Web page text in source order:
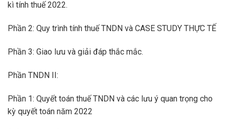
kì tính thuế 2022.
Phần 2: Quy trình tính thuế TNDN và CASE STUDY THỰC TẾ
Phần 3: Giao lưu và giải đáp thắc mắc.
Phần TNDN II:
Phần 1: Quyết toán thuế TNDN và các lưu ý quan trọng cho
kỳ quyết toán năm 2022